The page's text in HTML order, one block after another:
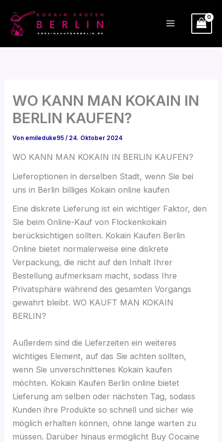
Inhalt
springen
WO KANN MAN KOKAIN IN
BERLIN KAUFEN?
Von emileduke95/ 24. Oktober 2024
WO KANN MAN KOKAIN IN BERLIN KAUFEN?
Lieferoptionen in derselben Stadt, wenn Sie bei
uns in Berlin billiges Kokain online kaufen
Eine diskrete Lieferung ist ein wichtiger Faktor, den
Sie beim Online-Kauf von Flockenkokain
berücksichtigen sollten. Kokain Kaufen Berlin
Online bietet normalerweise eine diskrete
Verpackung, die nicht auf den Inhalt Ihrer
Bestellung aufmerksam macht, sodass Ihre
Privatsphäre während des gesamten Vorgangs
gewahrt bleibt. WO KAUFT MAN KOKAIN
BERLIN?
Außerdem sind die Lieferzeiten ein weiteres
wichtiges Element, auf das Sie achten sollten,
wenn Sie unverschnittenes Kokain kaufen
möchten. Kokain Kaufen Berlin online bietet
Lieferung am selben oder nächsten Tag, sodass
Kunden ihre Produkte so schnell und sicher wie
möglich erhalten können, ohne lange warten zu
müssen. Darüber hinaus ermöglicht Buy Cocaine